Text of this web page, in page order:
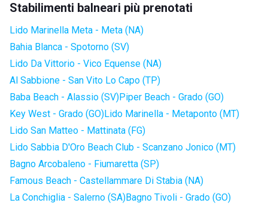
Stabilimenti balneari più prenotati
Lido Marinella Meta - Meta (NA)
Bahia Blanca - Spotorno (SV)
Lido Da Vittorio - Vico Equense (NA)
Al Sabbione - San Vito Lo Capo (TP)
Baba Beach - Alassio (SV)Piper Beach - Grado (GO)
Key West - Grado (GO)Lido Marinella - Metaponto (MT)
Lido San Matteo - Mattinata (FG)
Lido Sabbia D'Oro Beach Club - Scanzano Jonico (MT)
Bagno Arcobaleno - Fiumaretta (SP)
Famous Beach - Castellammare Di Stabia (NA)
La Conchiglia - Salerno (SA)Bagno Tivoli - Grado (GO)